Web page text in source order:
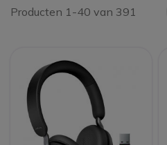
Producten 1-40 van 391